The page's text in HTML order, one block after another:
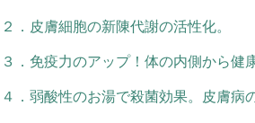
２．皮膚細胞の新陳代謝の活性化。
３．免疫力のアップ！体の内側から健
４．弱酸性のお湯で殺菌効果。皮膚病